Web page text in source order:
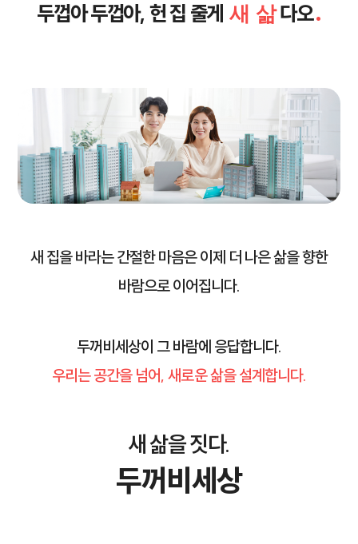
두껍아 두껍아, 헌 집 줄게 새 삶다오.
새 집을 바라는 간절한 마음은 이제 더 나은 삶을 향한
바람으로 이어집니다.
두꺼비세상이 그 바람에 응답합니다.
우리는 공간을 넘어, 새로운 삶을 설계합니다.
새 삶을 짓다.
두꺼비세상